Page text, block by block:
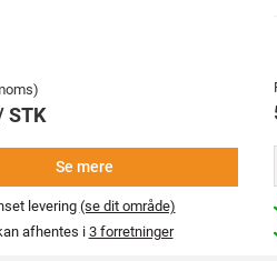
STK
Se mere
levering (se dit område)
afhentes i 3 forretninger